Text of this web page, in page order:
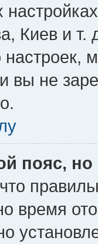
Киев и т.
вы не
пояс,
время